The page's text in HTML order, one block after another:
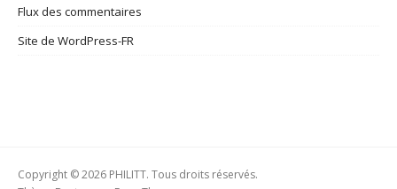
Flux des commentaires
Site de WordPress-FR
Copyright © 2026 PHILITT. Tous droits réservés.